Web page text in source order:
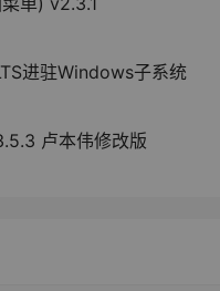
进驻Windows子系统
卢本伟修改版